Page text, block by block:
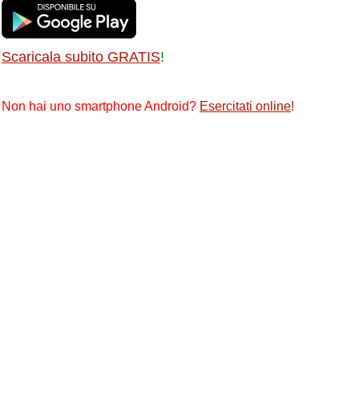
Scaricala subito GRATIS!
Non hai uno smartphone Android? Esercitati online!